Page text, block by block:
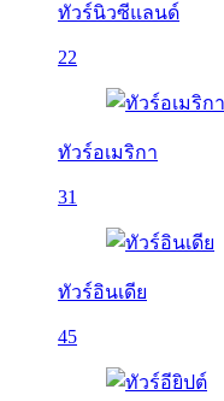
ทัวร์นิวซีแลนด์
22
ทัวร์อเมริกา
31
ทัวร์อินเดีย
45